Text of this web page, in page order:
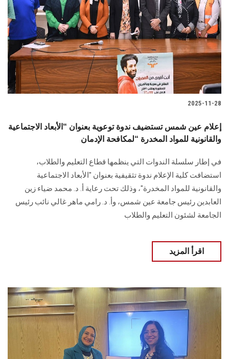
2025-11-28
إعلام عين شمس تستضيف ندوة توعوية بعنوان “الأبعاد الاجتماعية
والقانونية للمواد المخدرة “لمكافحة الإدمان
في إطار سلسلة الندوات التي ينظمها قطاع التعليم والطلاب،
استضافت كلية الإعلام ندوة تثقيفية بعنوان "الأبعاد الاجتماعية
والقانونية للمواد المخدرة"، وذلك تحت رعاية أ. د. محمد ضياء زين
العابدين رئيس جامعة عين شمس، وأ. د. رامي ماهر غالي نائب رئيس
الجامعة لشئون التعليم والطلاب
اقرأ المزيد